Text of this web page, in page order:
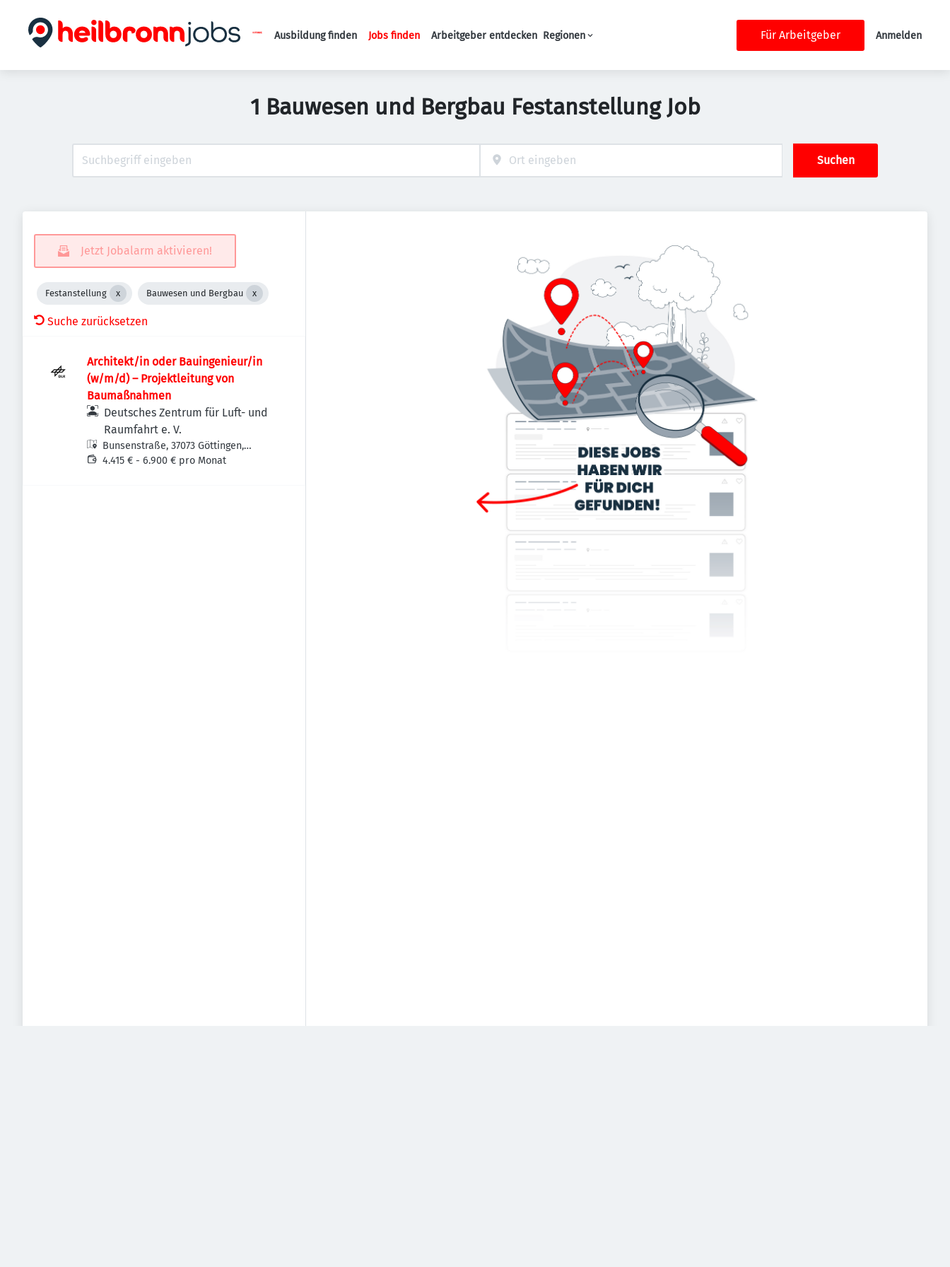
Haupt-Navigation
Ausbildung finden Jobs finden Arbeitgeber entdecken Regionen Für Arbeitgeber Anmelden
1 Bauwesen und Bergbau Festanstellung Job
Suchen
Jetzt Jobalarm aktivieren!
Festanstellung Bauwesen und Bergbau
Suche zurücksetzen
Architekt/in oder Bauingenieur/in
(w/m/d) – Projekt­leitung von
Baumaßnahmen
Deutsches Zentrum für Luft- und
Raumfahrt e. V.
Bunsenstraße, 37073 Göttingen,
Deutschland
4.415 € - 6.900 € pro Monat